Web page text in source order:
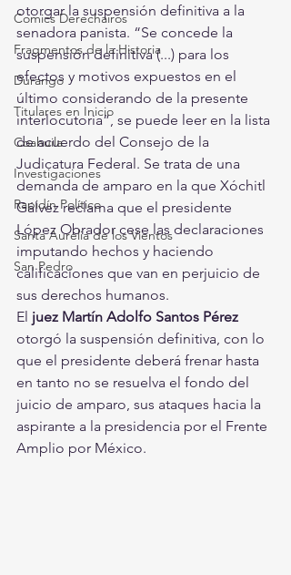
Comics Derechairos
Fragmentos de la Historia
Durango
Titulares en Inicio
Coahuila
Investigaciones
Rapidín Político
Santa Aurelia de los Vientos
San Pedro
otorgar la suspensión definitiva a la
senadora panista. “Se concede la
suspensión definitiva (...) para los
efectos y motivos expuestos en el
último considerando de la presente
interlocutoria”, se puede leer en la lista
de acuerdo del Consejo de la
Judicatura Federal. Se trata de una
demanda de amparo en la que Xóchitl
Gálvez reclama que el presidente
López Obrador cese las declaraciones
imputando hechos y haciendo
calificaciones que van en perjuicio de
sus derechos humanos.
El juez Martín Adolfo Santos Pérez
otorgó la suspensión definitiva, con lo
que el presidente deberá frenar hasta
en tanto no se resuelva el fondo del
juicio de amparo, sus ataques hacia la
aspirante a la presidencia por el Frente
Amplio por México.